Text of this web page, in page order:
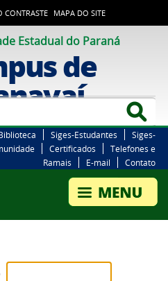
CONTRASTE MAPA DO SITE
Estadual do Paraná
de
Siges-Estudantes
Siges-
Certificados
Telefones e
Ramais
E-mail Contato